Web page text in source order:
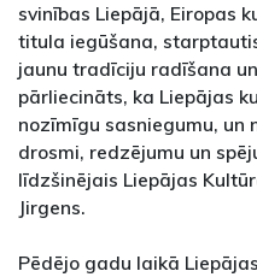
svinības Liepājā, Eiropas
titula iegūšana,
jaunu tradīciju radīšana
pārliecināts, ka Liepājas
nozīmīgu sasniegumu,
drosmi, redzējumu un
līdzšinējais Liepājas
Jirgens.
Pēdējo gadu laikā